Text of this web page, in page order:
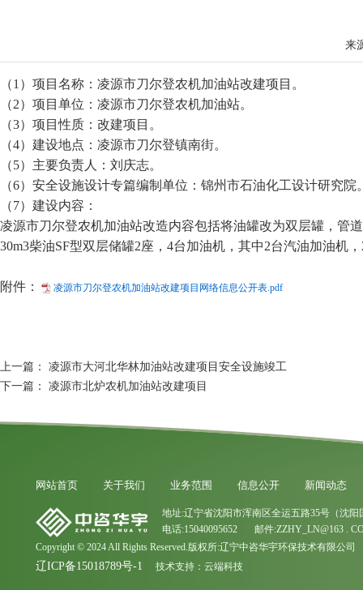
来
（1）项目名称：凌源市刀尔登农机加油站改建项目。
（2）项目单位：凌源市刀尔登农机加油站。
（3）项目性质：改建项目。
（4）建设地点：凌源市刀尔登镇南街。
（5）主要负责人：刘庆志。
（6）安全设施设计专篇编制单位：锦州市石油化工设计研究院
（7）建设内容：
凌源市刀尔登农机加油站改造内容包括将油罐改为双层罐，管
30m3柴油SF型双层储罐2座，4台加油机，其中2台汽油加油机
附件： 凌源市刀尔登农机加油站改建项目网络信息公开表.pdf
上一篇： 凌源市大河北华林加油站改建项目安全设施竣工
下一篇： 凌源市北炉农机加油站改建项目
网站首页 关于我们 业务范围 信息公开 新闻动态
地址:辽宁省沈阳市浑南区全运五路35号（沈阳
电话:15040095652 邮件:ZZHY_LN@163 .
Copyright © 2024 All Rights Reserved.版权所:辽宁中咨华宇环保技术有限公司
辽ICP备15018789号-1 技术支持： 云端科技